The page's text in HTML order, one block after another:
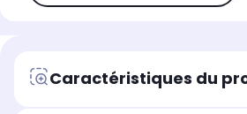
Caractéristiques du